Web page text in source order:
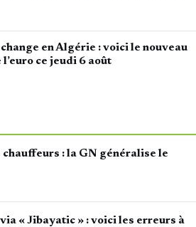
en Algérie : voici le nouveau
l’euro ce jeudi 6 août
: la GN généralise le
« Jibayatic » : voici les erreurs à